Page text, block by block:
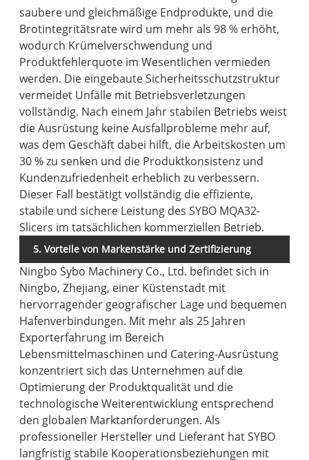
saubere und gleichmäßige Endprodukte, und die
Brotintegritätsrate wird um mehr als 98 % erhöht,
wodurch Krümelverschwendung und
Produktfehlerquote im Wesentlichen vermieden
werden. Die eingebaute Sicherheitsschutzstruktur
vermeidet Unfälle mit Betriebsverletzungen
vollständig. Nach einem Jahr stabilen Betriebs weist
die Ausrüstung keine Ausfallprobleme mehr auf,
was dem Geschäft dabei hilft, die Arbeitskosten um
30 % zu senken und die Produktkonsistenz und
Kundenzufriedenheit erheblich zu verbessern.
Dieser Fall bestätigt vollständig die effiziente,
stabile und sichere Leistung des SYBO MQA32-
Slicers im tatsächlichen kommerziellen Betrieb.
5. Vorteile von Markenstärke und Zertifizierung
Ningbo Sybo Machinery Co., Ltd. befindet sich in
Ningbo, Zhejiang, einer Küstenstadt mit
hervorragender geografischer Lage und bequemen
Hafenverbindungen. Mit mehr als 25 Jahren
Exporterfahrung im Bereich
Lebensmittelmaschinen und Catering-Ausrüstung
konzentriert sich das Unternehmen auf die
Optimierung der Produktqualität und die
technologische Weiterentwicklung entsprechend
den globalen Marktanforderungen. Als
professioneller Hersteller und Lieferant hat SYBO
langfristig stabile Kooperationsbeziehungen mit